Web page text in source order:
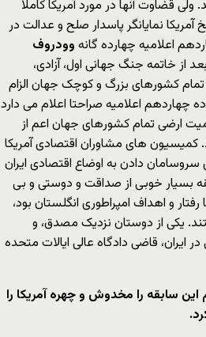
ولی قضاوت آنها در مورد آمریکا کاملا
آمریکا نمایانگر پاسدار صلح و عدالت در
اعلامیه چهارده گانه وودروف
بعد از خاتمه جنگ جهانی اول، آزادی،
تمام کشورهای بزرگ و کوچک جهان الزام
چهاردهم اعلامیه صراحتا اعلام می دارد
ارضی تمام کشورهای جهان اعم از
های مشاوران اقتصادی آمریکا
سالهای ۱۹۲۰ و ۱۹۴۵ برای سروسامان دادن به اوضاع اقتصادی ایران
بسیار خوبی از صداقت و دوستی و بی
و اهداف امپراطوری انگلستان بود،
یکی از دوستان نزدیک مصدق، و
ایران، قاضی دادگاه عالی ایالات متحده
این سابقه را مخدوش و چهره آمریکا را